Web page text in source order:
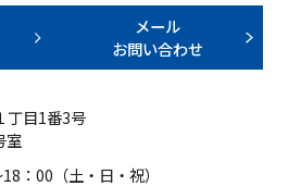
メール
お問い合わせ
丁目1番3号
室
：00（土・日・祝）